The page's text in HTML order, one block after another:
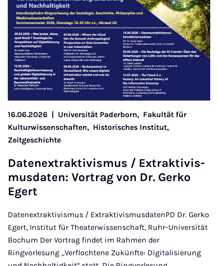
16.06.2026 | Universität Paderborn, Fakultät für
Kulturwissenschaften, Historisches Institut,
Zeitgeschichte
Datenex­trakt­iv­is­mus / Ex­trakt­iv­is­
mus­daten: Vor­trag von Dr. Gerko
Egert
Datenextraktivismus / ExtraktivismusdatenPD Dr. Gerko
Egert, Institut für Theaterwissenschaft, Ruhr-Universität
Bochum Der Vortrag findet im Rahmen der
Ringvorlesung „Verflochtene Zukünfte: Digitalisierung